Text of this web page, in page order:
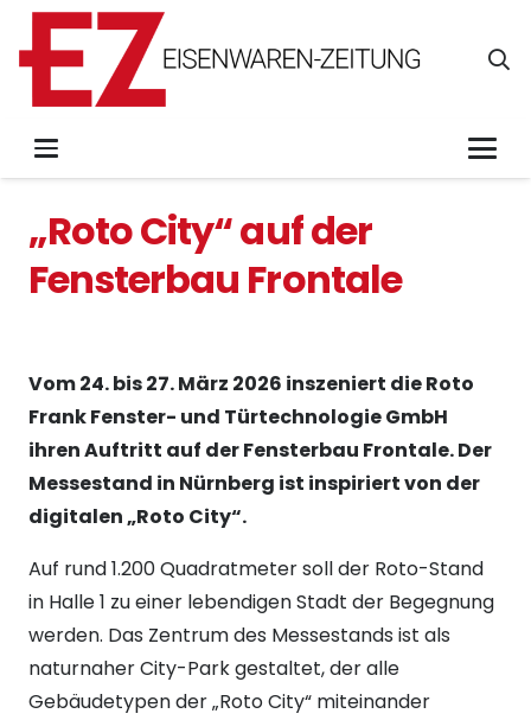
„Roto City“ auf der
Fensterbau Frontale
Vom 24. bis 27. März 2026 inszeniert die Roto
Frank Fenster- und Türtechnologie GmbH
ihren Auftritt auf der Fensterbau Frontale. Der
Messestand in Nürnberg ist inspiriert von der
digitalen „Roto City“.
Auf rund 1.200 Quadratmeter soll der Roto-Stand
in Halle 1 zu einer lebendigen Stadt der Begegnung
werden. Das Zentrum des Messestands ist als
naturnaher City-Park gestaltet, der alle
Gebäudetypen der „Roto City“ miteinander